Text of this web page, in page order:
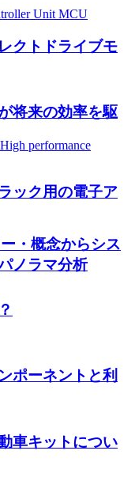
クトドライブモ
将来の効率を駆
ック用の電子ア
・概念からシス
ノラマ分析
ポーネントと利
車キットについ